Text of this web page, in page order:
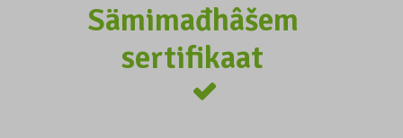
Sämimađhâšem
sertifikaat